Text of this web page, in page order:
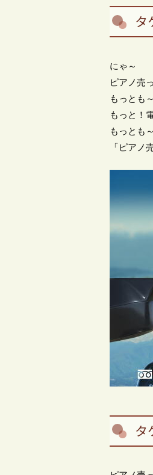
タ
にゃ～
ピアノ売
もっとも
もっと！
もっとも
「ピアノ
タ